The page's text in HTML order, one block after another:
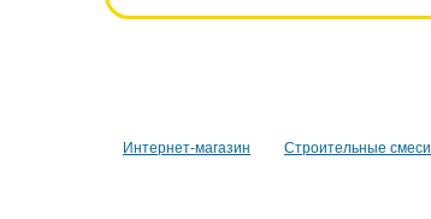
Интернет-магазин Строительные смеси